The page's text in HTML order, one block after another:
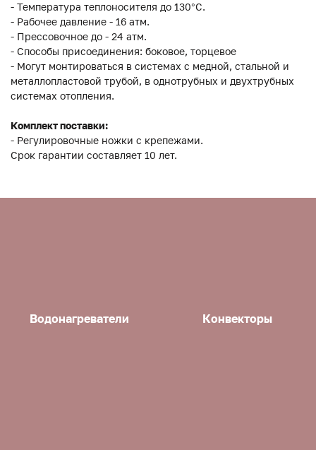
- Температура теплоносителя до 130°C.
- Рабочее давление - 16 атм.
- Прессовочное до - 24 атм.
- Способы присоединения: боковое, торцевое
- Могут монтироваться в системах с медной, стальной и
металлопластовой трубой, в однотрубных и двухтрубных
системах отопления.
Комплект поставки:
- Регулировочные ножки с крепежами.
Срок гарантии составляет 10 лет.
Водонагреватели Конвекторы